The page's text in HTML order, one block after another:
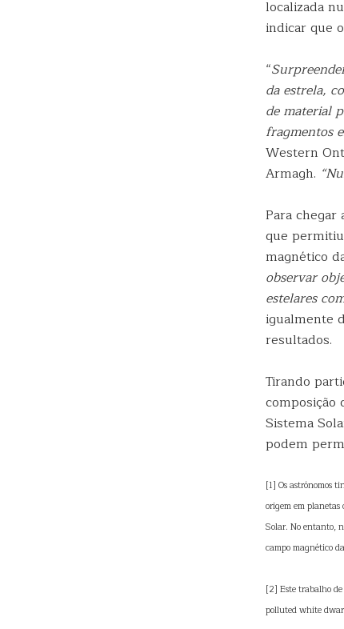
localizada
indicar que
“
da estrela,
de material
fragmentos
Western
Armagh.
Para
que
magnético
observar
estelares
igualmente
resultados.
Tirando
Sistema
podem
[1] Os astrónomos
origem em planetas
Solar. No entanto,
campo magnético
[2] Este trabalho
polluted white